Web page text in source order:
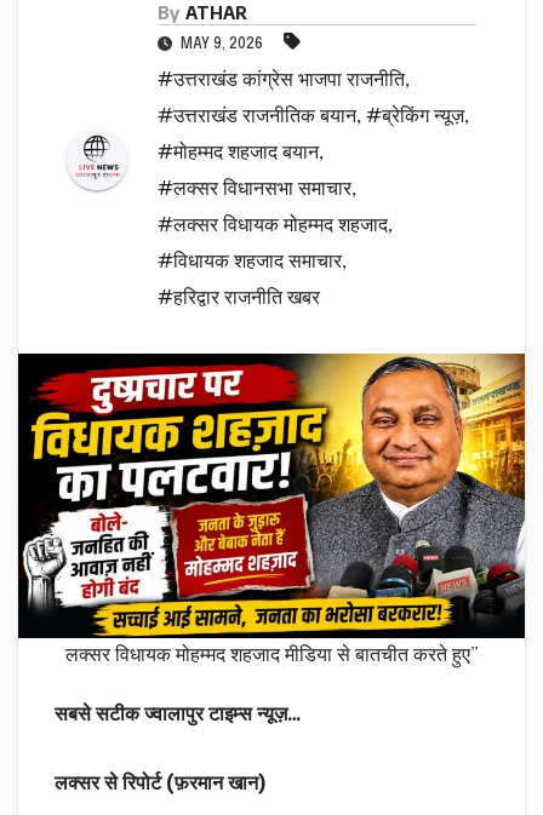
By ATHAR
MAY 9, 2026
#उत्तराखंड कांग्रेस भाजपा राजनीति,
#उत्तराखंड राजनीतिक बयान, #ब्रेकिंग न्यूज़,
#मोहम्मद शहजाद बयान,
#लक्सर विधानसभा समाचार,
#लक्सर विधायक मोहम्मद शहजाद,
#विधायक शहजाद समाचार,
#हरिद्वार राजनीति खबर
लक्सर विधायक मोहम्मद शहजाद मीडिया से बातचीत करते हुए”
सबसे सटीक ज्वालापुर टाइम्स न्यूज़…
लक्सर से रिपोर्ट (फ़रमान खान)